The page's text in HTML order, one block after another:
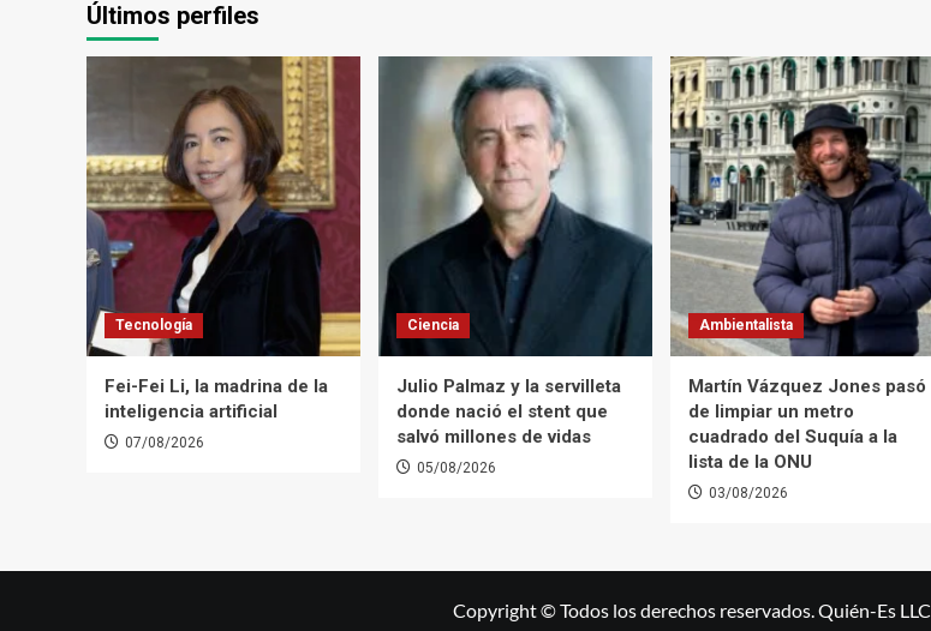
Últimos perfiles
Tecnología
Fei-Fei Li, la madrina de la
inteligencia artificial
07/08/2026
Ciencia
Julio Palmaz y la servilleta
donde nació el stent que
salvó millones de vidas
05/08/2026
Ambientalista
Martín Vázquez Jones pasó
de limpiar un metro
cuadrado del Suquía a la
lista de la ONU
03/08/2026
Copyright © Todos los derechos reservados. Quién-Es LLC